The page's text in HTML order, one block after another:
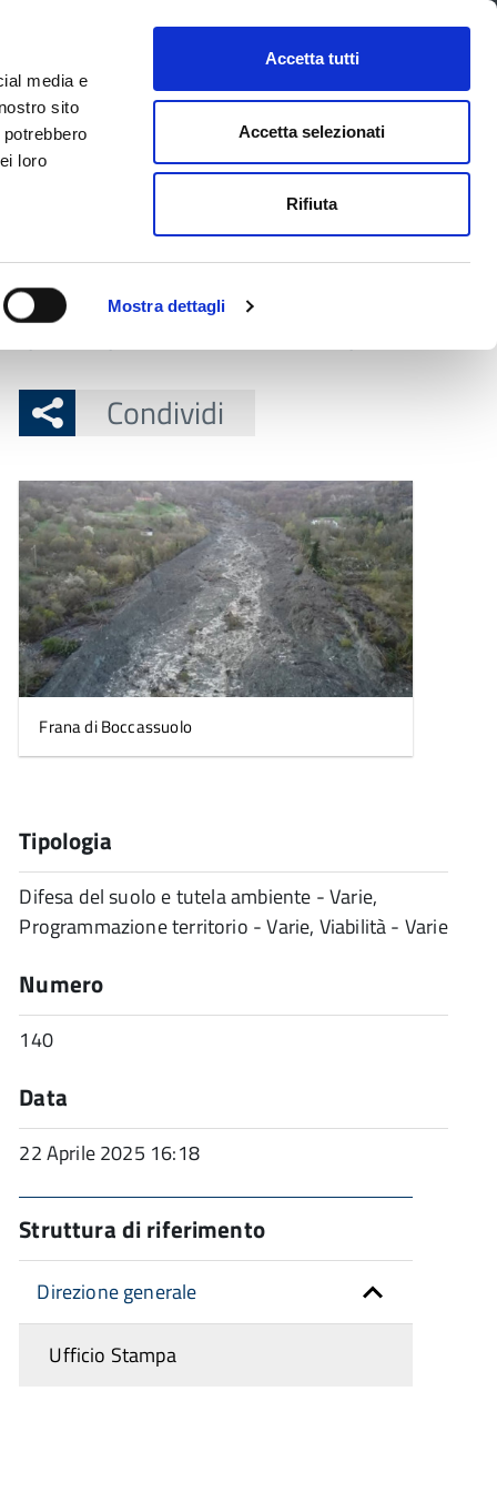
media e
sito
loro
Mostra dettagli
Accetta tutti
Accetta selezionati
Rifiuta
CONTATTI URP SERVIZI ONLINE
Seguici su FacebookTwitterInstagram
LinkedIn
cerca nel sito
Condividi
Frana di Boccassuolo
Tipologia
Difesa del suolo e tutela ambiente - Varie,
Programmazione territorio - Varie, Viabilità - Varie
Numero
140
Data
22 Aprile 2025 16:18
Struttura di riferimento
Direzione generale
Ufficio Stampa